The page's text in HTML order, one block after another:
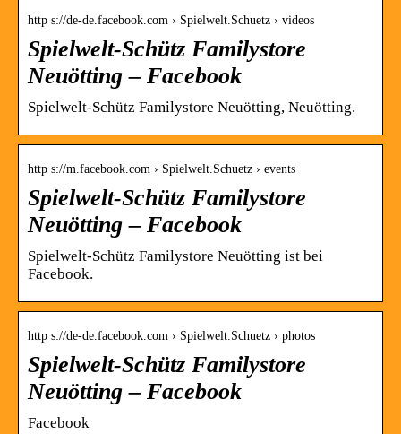
http s://de-de.facebook.com › Spielwelt.Schuetz › videos
Spielwelt-Schütz Familystore
Neuötting – Facebook
Spielwelt-Schütz Familystore Neuötting, Neuötting.
http s://m.facebook.com › Spielwelt.Schuetz › events
Spielwelt-Schütz Familystore
Neuötting – Facebook
Spielwelt-Schütz Familystore Neuötting ist bei
Facebook.
http s://de-de.facebook.com › Spielwelt.Schuetz › photos
Spielwelt-Schütz Familystore
Neuötting – Facebook
Facebook